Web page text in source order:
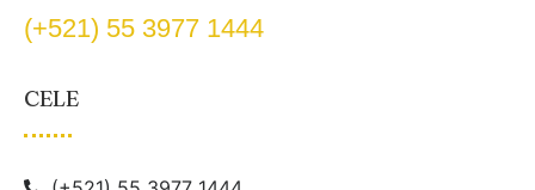
(+521) 55 3977 1444
CELE